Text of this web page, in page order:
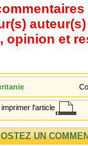
opinion et
l'article
UN